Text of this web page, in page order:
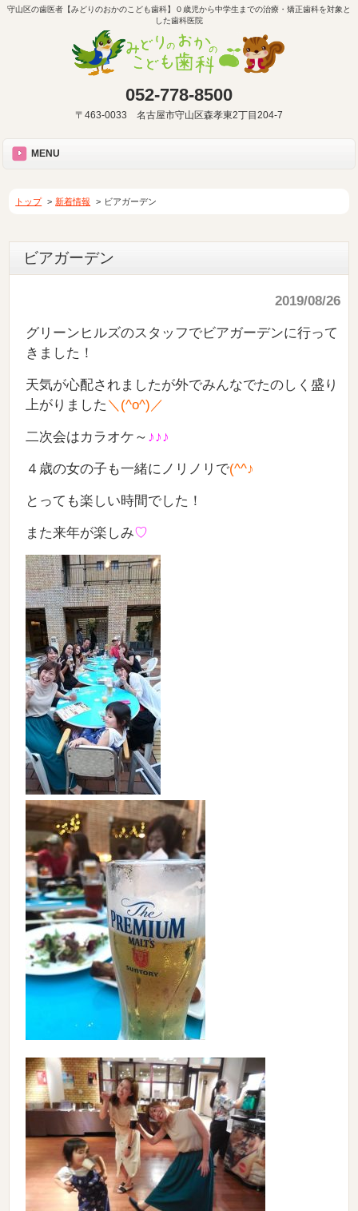
守山区の歯医者【みどりのおかのこども歯科】０歳児から中学生までの治療・矯正歯科を対象と
した歯科医院
052-778-8500
〒463-0033 名古屋市守山区森孝東2丁目204-7
MENU
トップ 新着情報 ビアガーデン
ビアガーデン
2019/08/26
グリーンヒルズのスタッフでビアガーデンに行って
きました！
天気が心配されましたが外でみんなでたのしく盛り
上がりました ＼(^o^)／
二次会はカラオケ～ ♪♪♪
４歳の女の子も一緒にノリノリで(^^♪
とっても楽しい時間でした！
また来年が楽しみ♡